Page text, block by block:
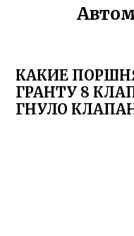
КАКИЕ
ГРАНТУ 8
ГНУЛО